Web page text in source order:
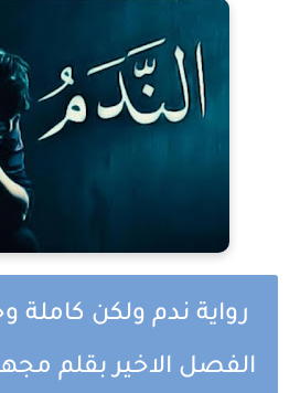
رواية ندم ولكن كاملة
الفصل الاخير بقلم